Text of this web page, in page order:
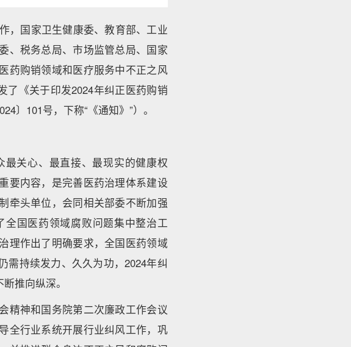
，国家卫生健康委、教育部、工业
、税务总局、市场监管总局、国家
药购销领域和医疗服务中不正之风
了《关于印发2024年纠正医药购销
〕101号，下称“《通知》”）。
关心、最直接、最现实的健康权
要内容，是完善医药治理体系建设
牵头单位，会同相关部委不断加强
国医药领域腐败问题集中整治工
理作出了明确要求，全国医药领域
需持续发力、久久为功，2024年纠
推向纵深。
精神和国务院第二次廉政工作会议
全行业系统开展行业纠风工作，巩